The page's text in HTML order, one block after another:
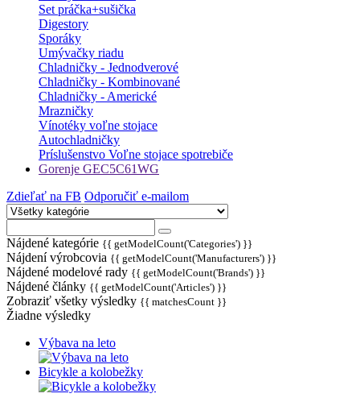
Set práčka+sušička
Digestory
Sporáky
Umývačky riadu
Chladničky - Jednodverové
Chladničky - Kombinované
Chladničky - Americké
Mrazničky
Vínotéky voľne stojace
Autochladničky
Príslušenstvo Voľne stojace spotrebiče
Gorenje GEC5C61WG
Zdieľať na FB Odporučiť e-mailom
Nájdené kategórie {{ getModelCount('Categories') }}
Nájdení výrobcovia {{ getModelCount('Manufacturers') }}
Nájdené modelové rady {{ getModelCount('Brands') }}
Nájdené články {{ getModelCount('Articles') }}
Zobraziť všetky výsledky {{ matchesCount }}
Žiadne výsledky
Výbava na leto
Bicykle a kolobežky